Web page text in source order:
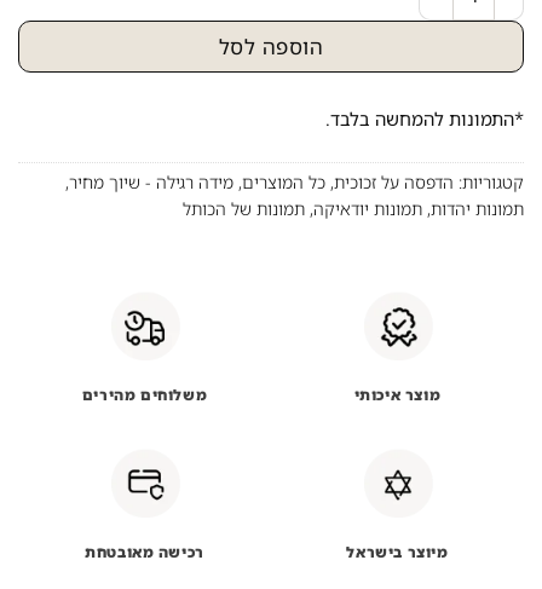
הוספה לסל
*התמונות להמחשה בלבד.
קטגוריות: הדפסה על זכוכית, כל המוצרים, מידה רגילה - שיוך מחיר,
תמונות יהדות, תמונות יודאיקה, תמונות של הכותל
מוצר איכותי משלוחים מהירים
מיוצר בישראל רכישה מאובטחת